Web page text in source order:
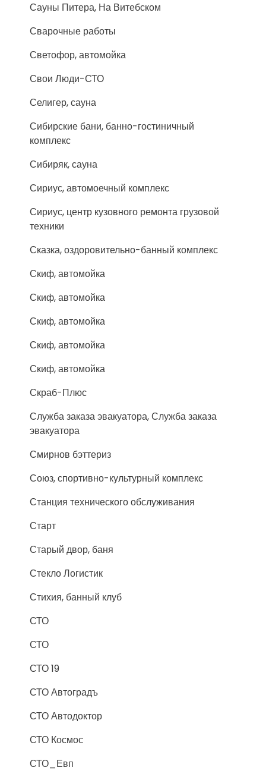
Сауны Питера, На Витебском
Сварочные работы
Светофор, автомойка
Свои Люди-СТО
Селигер, сауна
Сибирские бани, банно-гостиничный
комплекс
Сибиряк, сауна
Сириус, автомоечный комплекс
Сириус, центр кузовного ремонта грузовой
техники
Сказка, оздоровительно-банный комплекс
Скиф, автомойка
Скиф, автомойка
Скиф, автомойка
Скиф, автомойка
Скиф, автомойка
Скраб-Плюс
Служба заказа эвакуатора, Служба заказа
эвакуатора
Смирнов бэттериз
Союз, спортивно-культурный комплекс
Станция технического обслуживания
Старт
Старый двор, баня
Стекло Логистик
Стихия, банный клуб
СТО
СТО
СТО 19
СТО Автоградъ
СТО Автодоктор
СТО Космос
СТО_Евп